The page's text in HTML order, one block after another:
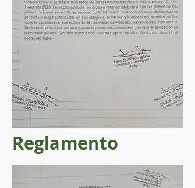
Reglamento